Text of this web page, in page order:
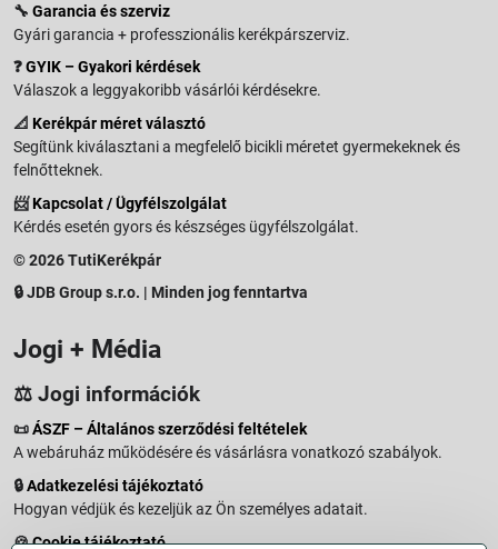
🔧 Garancia és szerviz
Gyári garancia + professzionális kerékpárszerviz.
❓GYIK – Gyakori kérdések
Válaszok a leggyakoribb vásárlói kérdésekre.
📐 Kerékpár méret választó
Segítünk kiválasztani a megfelelő bicikli méretet gyermekeknek és
felnőtteknek.
📨Kapcsolat / Ügyfélszolgálat
Kérdés esetén gyors és készséges ügyfélszolgálat.
© 2026 TutiKerékpár
🔒 JDB Group s.r.o. | Minden jog fenntartva
Jogi + Média
⚖️ Jogi információk
📜ÁSZF – Általános szerződési feltételek
A webáruház működésére és vásárlásra vonatkozó szabályok.
🔒Adatkezelési tájékoztató
Hogyan védjük és kezeljük az Ön személyes adatait.
🍪Cookie tájékoztató